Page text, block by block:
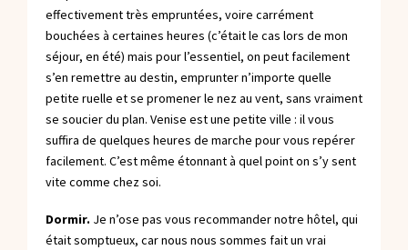
effectivement très empruntées, voire carrément
bouchées à certaines heures (c’était le cas lors de mon
séjour, en été) mais pour l’essentiel, on peut facilement
s’en remettre au destin, emprunter n’importe quelle
petite ruelle et se promener le nez au vent, sans vraiment
se soucier du plan. Venise est une petite ville : il vous
suffira de quelques heures de marche pour vous repérer
facilement. C’est même étonnant à quel point on s’y sent
vite comme chez soi.
Dormir. Je n’ose pas vous recommander notre hôtel, qui
était somptueux, car nous nous sommes fait un vrai